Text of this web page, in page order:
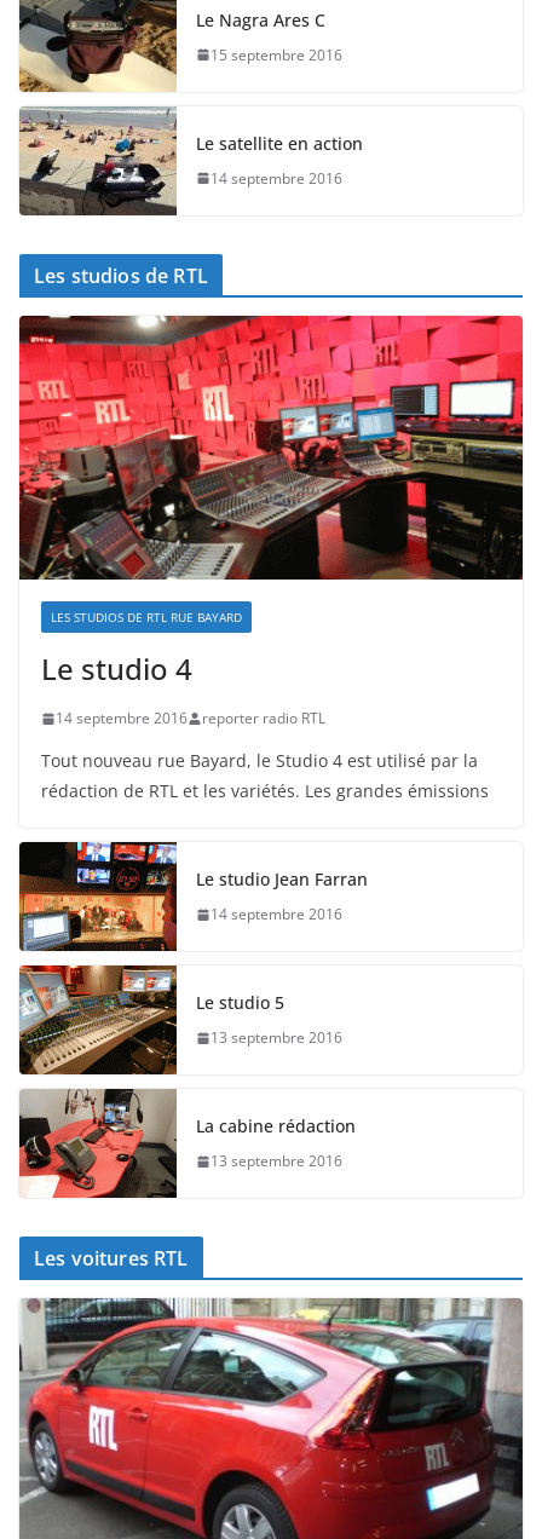
Le Nagra Ares C
15 septembre 2016
Le satellite en action
14 septembre 2016
Les studios de RTL
LES STUDIOS DE RTL RUE BAYARD
Le studio 4
14 septembre 2016 reporter radio RTL
Tout nouveau rue Bayard, le Studio 4 est utilisé par la
rédaction de RTL et les variétés. Les grandes émissions
Le studio Jean Farran
14 septembre 2016
Le studio 5
13 septembre 2016
La cabine rédaction
13 septembre 2016
Les voitures RTL